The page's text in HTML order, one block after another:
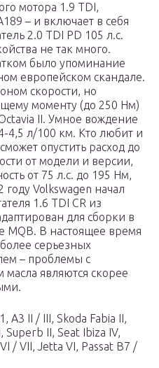
мотора 1.9 TDI,
– и включает в себя
2.0 TDI PD 105 л.с.
не так много.
было упоминание
европейском скандале.
скорости, но
моменту (до 250 Нм)
II. Умное вождение
4-4,5 л/100 км. Кто любит и
опустить расход до
от модели и версии,
от 75 л.с. до 195 Нм,
Volkswagen начал
1.6 TDI CR из
для сборки в
MQB. В настоящее время
серьезных
– проблемы с
являются скорее
A3 II / III, Skoda Fabia II,
Superb II, Seat Ibiza IV,
/ VII, Jetta VI, Passat B7 /